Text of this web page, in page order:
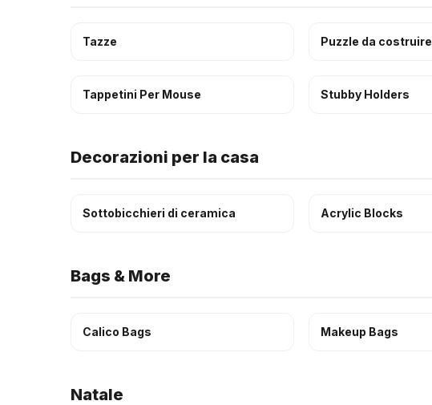
Tazze Puzzle da costruire
Tappetini Per Mouse Stubby Holders
Decorazioni per la casa
Sottobicchieri di ceramica Acrylic Blocks
Bags & More
Calico Bags Makeup Bags
Natale